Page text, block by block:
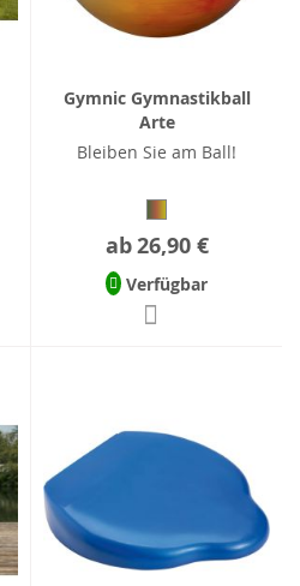
Gymnic Gymnastikball
Arte
Bleiben Sie am Ball!
ab26,90 €
Verfügbar